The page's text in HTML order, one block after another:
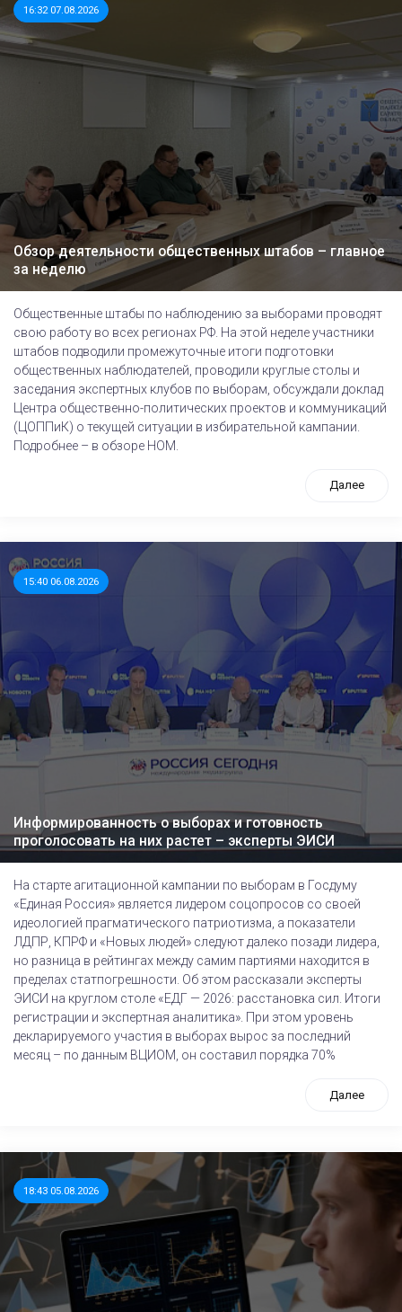
16:32 07.08.2026
Обзор деятельности общественных штабов – главное
за неделю
Общественные штабы по наблюдению за выборами проводят
свою работу во всех регионах РФ. На этой неделе участники
штабов подводили промежуточные итоги подготовки
общественных наблюдателей, проводили круглые столы и
заседания экспертных клубов по выборам, обсуждали доклад
Центра общественно-политических проектов и коммуникаций
(ЦОППиК) о текущей ситуации в избирательной кампании.
Подробнее – в обзоре НОМ.
Далее
15:40 06.08.2026
Информированность о выборах и готовность
проголосовать на них растет – эксперты ЭИСИ
На старте агитационной кампании по выборам в Госдуму
«Единая Россия» является лидером соцопросов со своей
идеологией прагматического патриотизма, а показатели
ЛДПР, КПРФ и «Новых людей» следуют далеко позади лидера,
но разница в рейтингах между самим партиями находится в
пределах статпогрешности. Об этом рассказали эксперты
ЭИСИ на круглом столе «ЕДГ — 2026: расстановка сил. Итоги
регистрации и экспертная аналитика». При этом уровень
декларируемого участия в выборах вырос за последний
месяц – по данным ВЦИОМ, он составил порядка 70%
Далее
18:43 05.08.2026